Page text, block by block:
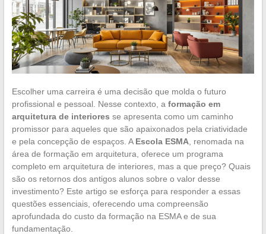
Escolher uma carreira é uma decisão que molda o futuro
profissional e pessoal. Nesse contexto, a formação em
arquitetura de interiores se apresenta como um caminho
promissor para aqueles que são apaixonados pela criatividade
e pela concepção de espaços. A Escola ESMA, renomada na
área de formação em arquitetura, oferece um programa
completo em arquitetura de interiores, mas a que preço? Quais
são os retornos dos antigos alunos sobre o valor desse
investimento? Este artigo se esforça para responder a essas
questões essenciais, oferecendo uma compreensão
aprofundada do custo da formação na ESMA e de sua
fundamentação.